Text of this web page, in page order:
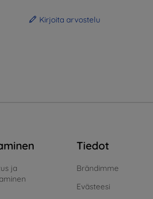
Kirjoita arvostelu
ja
Tiedot
Brändimme
Evästeesi